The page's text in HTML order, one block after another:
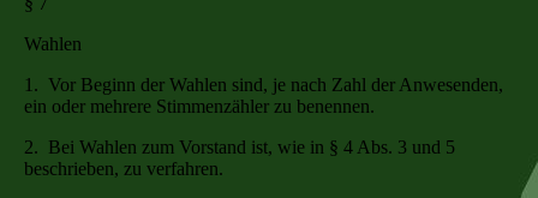
Wahlen
1. Vor Beginn der Wahlen sind, je nach Zahl der Anwesenden,
ein oder mehrere Stimmenzähler zu benennen.
2. Bei Wahlen zum Vorstand ist, wie in § 4 Abs. 3 und 5
beschrieben, zu verfahren.